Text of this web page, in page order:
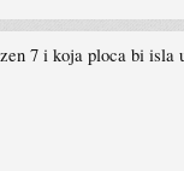
7 i koja ploca bi